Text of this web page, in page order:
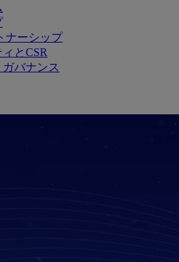
ナーシップ
とCSR
バナンス